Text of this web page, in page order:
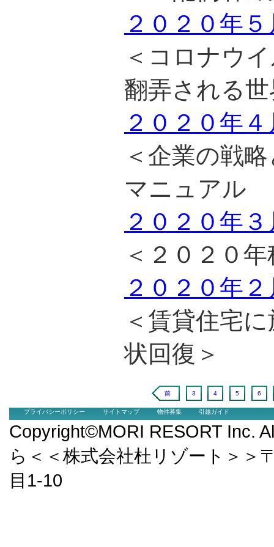
２０２０年
＜コロナウ
翻弄される
２０２０年
＜企業の戦
マニュアル
２０２０年
＜２０２０
２０２０年
＜賃貸住宅
状回復＞
前 3 4 5 6
プライバシーポリシー サイトマップ 物件募集 引越ガイド
Copyright©MORI RESORT Inc.
ら＜＜株式会社杜リゾート＞＞
目1-10